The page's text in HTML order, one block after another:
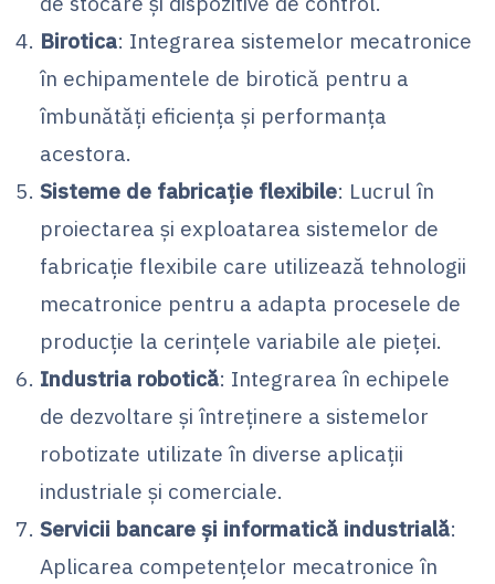
Birotica: Integrarea sistemelor mecatronice
în echipamentele de birotică pentru a
îmbunătăți eficiența și performanța
acestora.
Sisteme de fabricație flexibile: Lucrul în
proiectarea și exploatarea sistemelor de
fabricație flexibile care utilizează tehnologii
mecatronice pentru a adapta procesele de
producție la cerințele variabile ale pieței.
Industria robotică: Integrarea în echipele
de dezvoltare și întreținere a sistemelor
robotizate utilizate în diverse aplicații
industriale și comerciale.
Servicii bancare și informatică industrială:
Aplicarea competențelor mecatronice în